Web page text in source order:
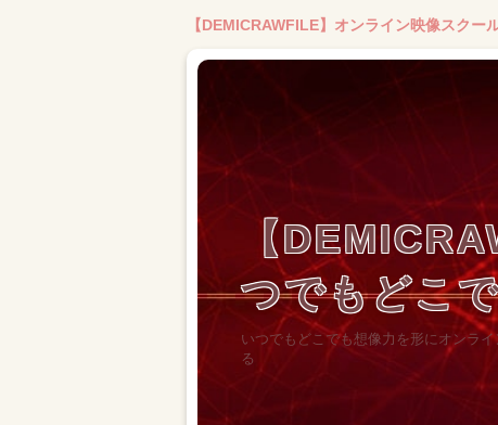
【DEMICRAWFILE】オンライン映像スクー
【
つでもどこ
いつでもどこでも想像力を形にオンラ
る